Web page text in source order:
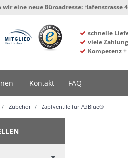
Büroadresse: Hafenstrasse 4,
schnelle
viele
Kompetenz
Kontakt FAQ
Zubehör Zapfventile für AdBlue®